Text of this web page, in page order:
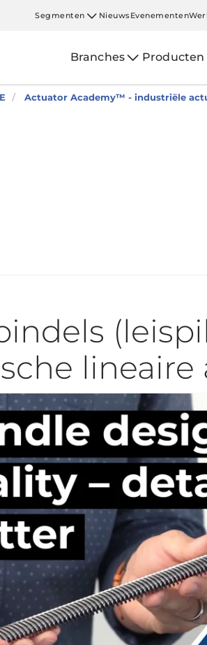
Segmenten NieuwsEvenementen
Branches Producten
Actuator Academy™ - industriële
lineaire